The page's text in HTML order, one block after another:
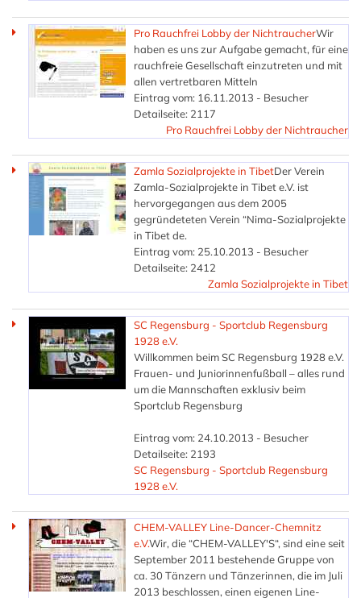
Pro Rauchfrei Lobby der NichtraucherWir
haben es uns zur Aufgabe gemacht, für eine
rauchfreie Gesellschaft einzutreten und mit
allen vertretbaren Mitteln
Eintrag vom: 16.11.2013 - Besucher
Detailseite: 2117
Pro Rauchfrei Lobby der Nichtraucher
Zamla Sozialprojekte in TibetDer Verein
Zamla-Sozialprojekte in Tibet e.V. ist
hervorgegangen aus dem 2005
gegründeteten Verein “Nima-Sozialprojekte
in Tibet de.
Eintrag vom: 25.10.2013 - Besucher
Detailseite: 2412
Zamla Sozialprojekte in Tibet
SC Regensburg - Sportclub Regensburg
1928 e.V.
Willkommen beim SC Regensburg 1928 e.V.
Frauen- und Juniorinnenfußball – alles rund
um die Mannschaften exklusiv beim
Sportclub Regensburg
Eintrag vom: 24.10.2013 - Besucher
Detailseite: 2193
SC Regensburg - Sportclub Regensburg
1928 e.V.
CHEM-VALLEY Line-Dancer-Chemnitz
e.V.Wir, die “CHEM-VALLEY'S“, sind eine seit
September 2011 bestehende Gruppe von
ca. 30 Tänzern und Tänzerinnen, die im Juli
2013 beschlossen, einen eigenen Line-